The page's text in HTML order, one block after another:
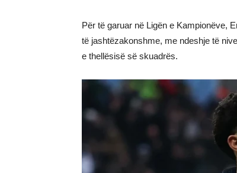
Për të garuar në Ligën e Kampionëve,
të jashtëzakonshme, me ndeshje të
e thellësisë së skuadrës.